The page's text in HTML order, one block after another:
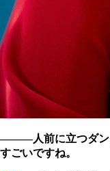
―――人前に立つダン
すごいですね。